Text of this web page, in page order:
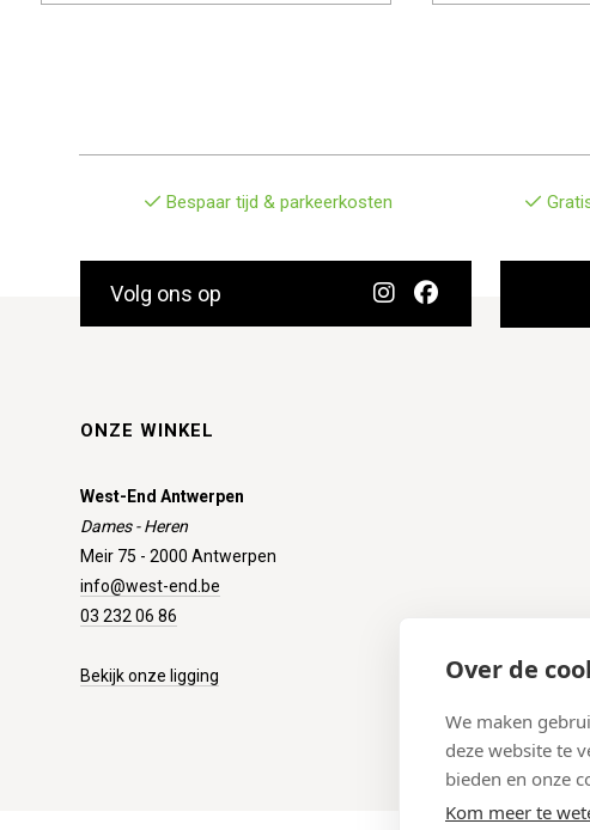
Over de
We maken
deze website te
bieden en onze
Kom meer te
Bespaar tijd & parkeerkosten
Volg ons op
ONZE WINKEL
West-End Antwerpen
Dames - Heren
Meir 75 - 2000 Antwerpen
info@west-end.be
03 232 06 86
Bekijk onze ligging